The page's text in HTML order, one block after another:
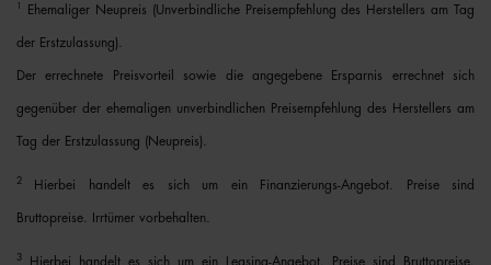
Ehemaliger Neupreis (Unverbindliche Preisempfehlung des Herstellers am Tag
der Erstzulassung).
Der errechnete Preisvorteil sowie die angegebene Ersparnis errechnet sich
gegenüber der ehemaligen unverbindlichen Preisempfehlung des Herstellers am
Tag der Erstzulassung (Neupreis).
2 Hierbei handelt es sich um ein Finanzierungs-Angebot. Preise sind
Bruttopreise. Irrtümer vorbehalten.
3 Hierbei handelt es sich um ein Leasing-Angebot. Preise sind Bruttopreise.